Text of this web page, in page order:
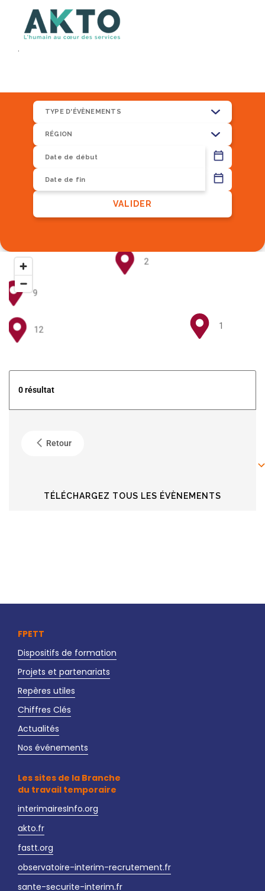
.
TYPE D'ÉVÈNEMENTS
RÉGION
VALIDER
2
1
13
12
9
0 résultat
Retour
TÉLÉCHARGEZ TOUS LES ÉVÈNEMENTS
FPETT
Dispositifs de formation
Projets et partenariats
Repères utiles
Chiffres Clés
Actualités
Nos événements
Les sites de la Branche
du travail temporaire
interimairesInfo.org
akto.fr
fastt.org
observatoire-interim-recrutement.fr
sante-securite-interim.fr